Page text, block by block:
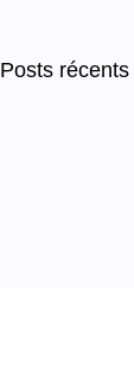
Posts récents